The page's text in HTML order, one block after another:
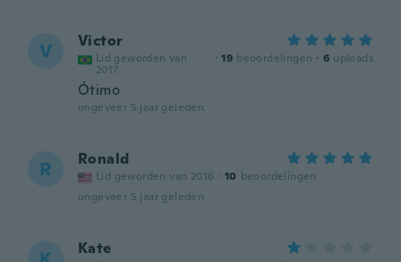
V Victor
Lid geworden van
2017
· 19 beoordelingen · 6 uploads
Ótimo
ongeveer 5 jaar geleden
R Ronald
Lid geworden van 2016 · 10 beoordelingen
ongeveer 5 jaar geleden
Kate